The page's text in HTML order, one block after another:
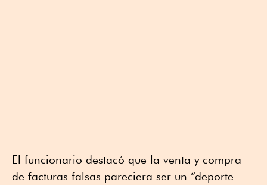
El funcionario destacó que la venta y compra
de facturas falsas pareciera ser un “deporte